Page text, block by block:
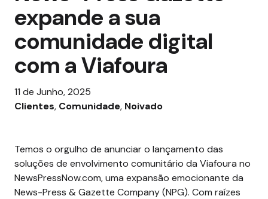
expande a sua
comunidade digital
com a Viafoura
11 de Junho, 2025
Clientes, Comunidade, Noivado
Temos o orgulho de anunciar o lançamento das
soluções de envolvimento comunitário da Viafoura no
NewsPressNow.com, uma expansão emocionante da
News-Press & Gazette Company (NPG). Com raízes